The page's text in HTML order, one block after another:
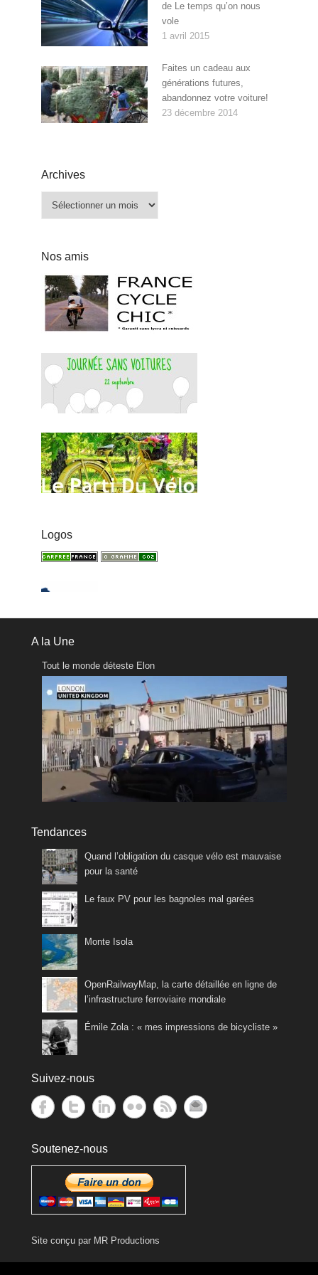
de Le temps qu’on nous
vole
1 avril 2015
Faites un cadeau aux
générations futures,
abandonnez votre voiture!
23 décembre 2014
Archives
Archives
Nos amis
Logos
A la Une
Tout le monde déteste Elon
Tendances
Quand l’obligation du casque vélo est mauvaise
pour la santé
Le faux PV pour les bagnoles mal garées
Monte Isola
OpenRailwayMap, la carte détaillée en ligne de
l’infrastructure ferroviaire mondiale
Émile Zola : « mes impressions de bicycliste »
Suivez-nous
Soutenez-nous
Site conçu par MR Productions